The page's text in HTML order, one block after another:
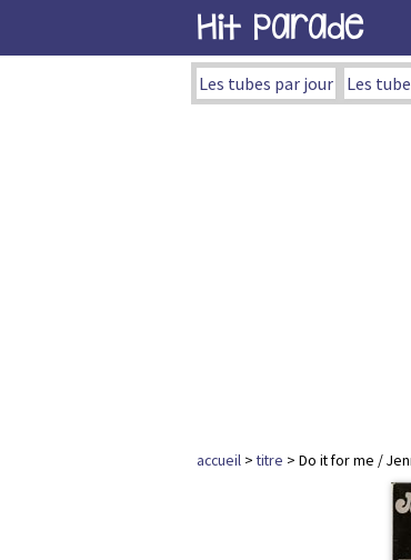
Hit Parade
Les tubes par jour Les
accueil >titre > Do it for me /